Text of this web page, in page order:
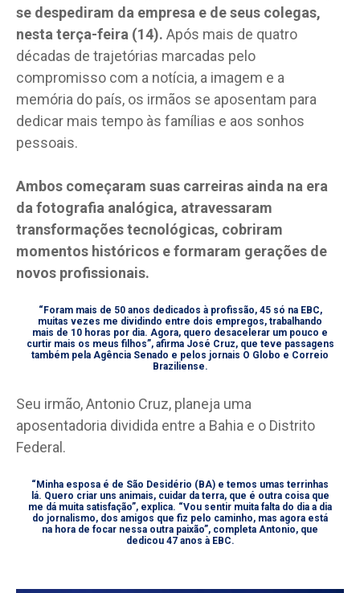
se despediram da empresa e de seus colegas,
nesta terça-feira (14). Após mais de quatro
décadas de trajetórias marcadas pelo
compromisso com a notícia, a imagem e a
memória do país, os irmãos se aposentam para
dedicar mais tempo às famílias e aos sonhos
pessoais.
Ambos começaram suas carreiras ainda na era
da fotografia analógica, atravessaram
transformações tecnológicas, cobriram
momentos históricos e formaram gerações de
novos profissionais.
“Foram mais de 50 anos dedicados à profissão, 45 só na EBC,
muitas vezes me dividindo entre dois empregos, trabalhando
mais de 10 horas por dia. Agora, quero desacelerar um pouco e
curtir mais os meus filhos”, afirma José Cruz, que teve passagens
também pela Agência Senado e pelos jornais O Globo e Correio
Braziliense.
Seu irmão, Antonio Cruz, planeja uma
aposentadoria dividida entre a Bahia e o Distrito
Federal.
“Minha esposa é de São Desidério (BA) e temos umas terrinhas
lá. Quero criar uns animais, cuidar da terra, que é outra coisa que
me dá muita satisfação”, explica. “Vou sentir muita falta do dia a dia
do jornalismo, dos amigos que fiz pelo caminho, mas agora está
na hora de focar nessa outra paixão”, completa Antonio, que
dedicou 47 anos à EBC.